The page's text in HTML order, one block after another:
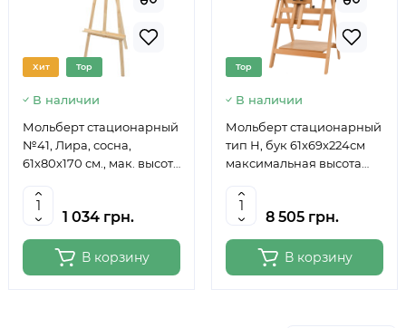
Хит Top
В наличии
Мольберт стационарный
№41, Лира, сосна,
61х80х170 см., мак. высота
Studio
1 034 грн.
В корзину
Top
В наличии
Мольберт стационарный
тип Н, бук 61x69x224см
максимальная высота
6059
8 505 грн.
В корзину